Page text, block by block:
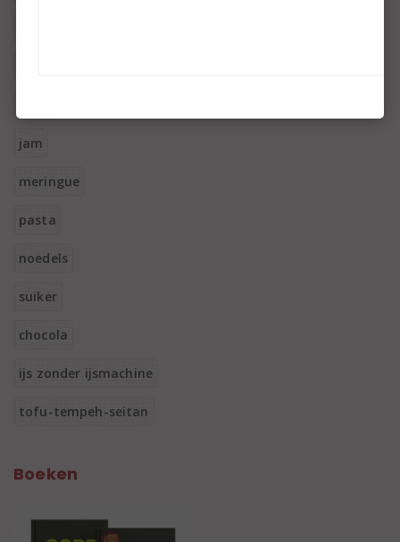
jam
meringue
pasta
noedels
suiker
chocola
ijs zonder ijsmachine
tofu-tempeh-seitan
Boeken